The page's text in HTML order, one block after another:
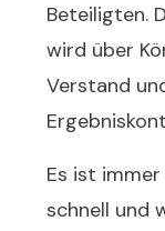
Beteiligten.
wird über
Verstand
Es ist
schnell und